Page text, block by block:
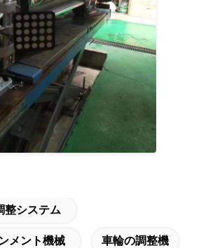
整システム
メント機械 車輪の調整機